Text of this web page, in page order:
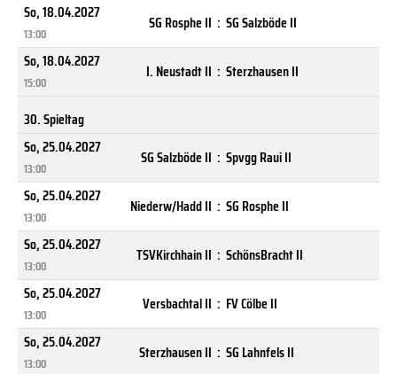
So, 18.04.2027
13:00
SG Rosphe II : SG Salzböde II
So, 18.04.2027
15:00
I. Neustadt II : Sterzhausen II
30. Spieltag
So, 25.04.2027
13:00
SG Salzböde II : Spvgg Raui II
So, 25.04.2027
13:00
Niederw/Hadd II : SG Rosphe II
So, 25.04.2027
13:00
TSVKirchhain II : SchönsBracht II
So, 25.04.2027
13:00
Versbachtal II : FV Cölbe II
So, 25.04.2027
13:00
Sterzhausen II : SG Lahnfels II